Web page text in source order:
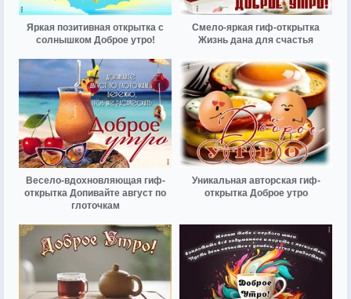
Яркая позитивная открытка с
солнышком Доброе утро!
Смело-яркая гиф-открытка
Жизнь дана для счастья
Весело-вдохновляющая гиф-
открытка Допивайте август по
глоточкам
Уникальная авторская гиф-
открытка Доброе утро